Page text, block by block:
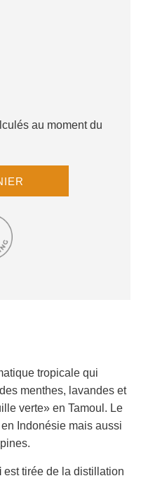
au moment du
tropicale qui
menthes, lavandes et
verte» en Tamoul. Le
Indonésie mais aussi
est tirée de la distillation